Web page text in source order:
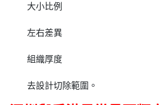
大小比例
左右差異
組織厚度
去設計切除範圍。